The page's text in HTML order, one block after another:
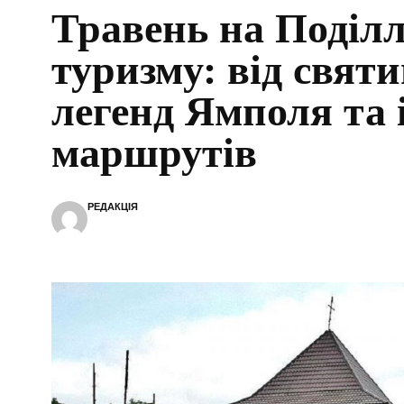
Травень на
туризму: від
легенд Ямполя та
маршрутів
РЕДАКЦІЯ